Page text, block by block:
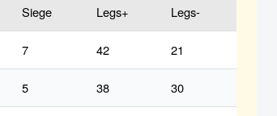
Siege Legs+ Legs-
7 42 21
5 38 30